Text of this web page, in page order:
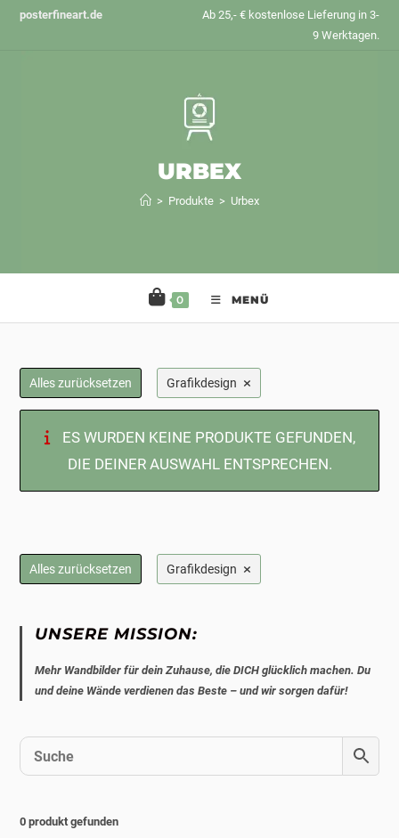
Zumposterfineart.de
Ab 25,- € kostenlose Lieferung in 3-
9 Werktagen.
URBEX
> Produkte > Urbex
0 MENÜ
Alles zurücksetzen Grafikdesign ×
ES WURDEN KEINE PRODUKTE GEFUNDEN,
DIE DEINER AUSWAHL ENTSPRECHEN.
Alles zurücksetzen Grafikdesign ×
UNSERE MISSION:
Mehr Wandbilder für dein Zuhause, die DICH glücklich machen. Du
und deine Wände verdienen das Beste – und wir sorgen dafür!
0 produkt gefunden